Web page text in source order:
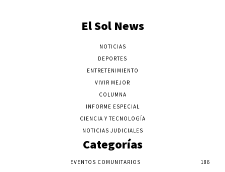
El Sol News
NOTICIAS
DEPORTES
ENTRETENIMIENTO
VIVIR MEJOR
COLUMNA
INFORME ESPECIAL
CIENCIA Y TECNOLOGÍA
NOTICIAS JUDICIALES
Categorías
EVENTOS COMUNITARIOS
186